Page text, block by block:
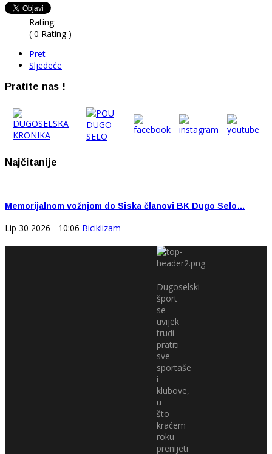
Rating:
( 0 Rating )
Pret
Sljedeće
Pratite nas !
Najčitanije
Memorijalnom vožnjom do Siska članovi BK Dugo Selo…
Lip 30 2026 - 10:06 Biciklizam
Dugoselski
šport
se
uvijek
trudi
pratiti
sve
sportaše
i
klubove,
u
što
kraćem
roku
prenijeti